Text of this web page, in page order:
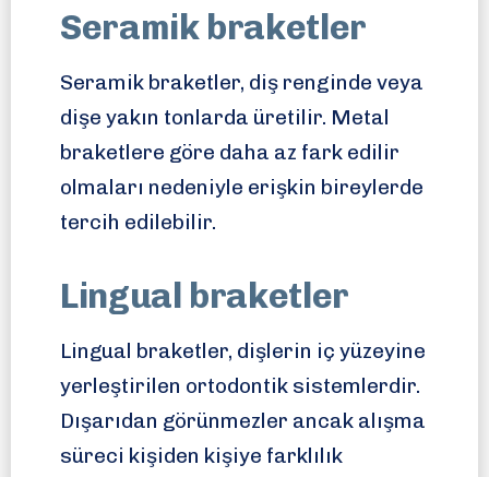
Seramik braketler
Seramik braketler, diş renginde veya
dişe yakın tonlarda üretilir. Metal
braketlere göre daha az fark edilir
olmaları nedeniyle erişkin bireylerde
tercih edilebilir.
Lingual braketler
Lingual braketler, dişlerin iç yüzeyine
yerleştirilen ortodontik sistemlerdir.
Dışarıdan görünmezler ancak alışma
süreci kişiden kişiye farklılık